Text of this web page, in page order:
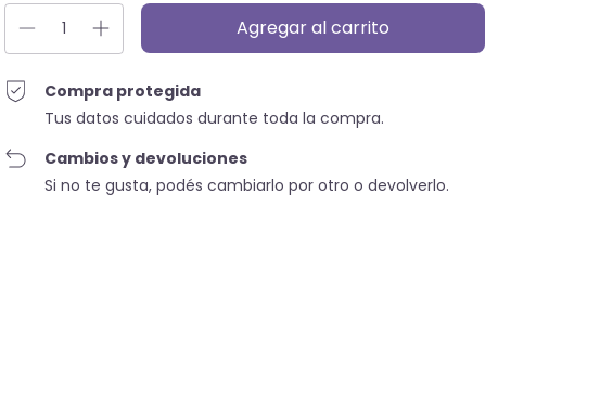
Compra protegida
Tus datos cuidados durante toda la compra.
Cambios y devoluciones
Si no te gusta, podés cambiarlo por otro o devolverlo.